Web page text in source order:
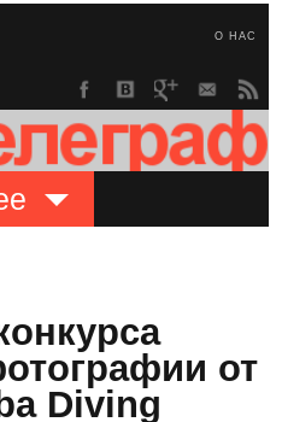
О НАС
от
Diving